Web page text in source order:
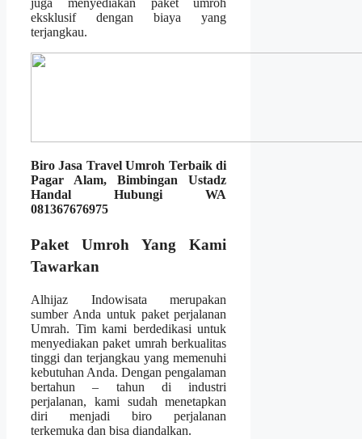
juga menyediakan paket umroh
eksklusif dengan biaya yang
terjangkau.
Biro Jasa Travel Umroh Terbaik di
Pagar Alam, Bimbingan Ustadz
Handal Hubungi WA
081367676975
Paket Umroh Yang Kami
Tawarkan
Alhijaz Indowisata merupakan
sumber Anda untuk paket perjalanan
Umrah. Tim kami berdedikasi untuk
menyediakan paket umrah berkualitas
tinggi dan terjangkau yang memenuhi
kebutuhan Anda. Dengan pengalaman
bertahun – tahun di industri
perjalanan, kami sudah menetapkan
diri menjadi biro perjalanan
terkemuka dan bisa diandalkan.